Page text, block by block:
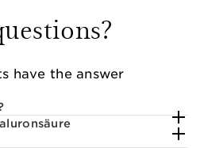
have the answer